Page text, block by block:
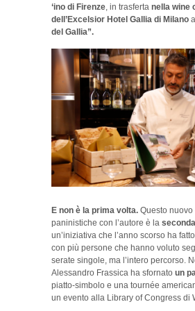
‘ino di Firenze , in trasferta nella wine
dell’Excelsior Hotel Gallia di Milano
del Gallia”.
E non è la prima volta. Questo
paninistiche con l’autore è la
un’iniziativa che l’anno scorso ha
con più persone che hanno voluto
serate singole, ma l’intero percorso.
Alessandro Frassica ha sfornato un
piatto-simbolo e una tournée
un evento alla Library of Congress di